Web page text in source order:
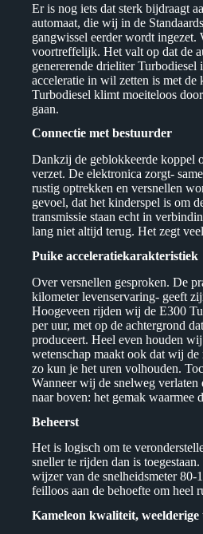
Er is nog iets dat sterk bijdraagt
automaat, die wij in de
gangwissel eerder wordt
voortreffelijk. Het valt op dat de
genererende drieliter
acceleratie in wil zetten is met
Turbodiesel klimt moeiteloos
gaan.
Connectie met bestuurder
Dankzij de geblokkeerde koppel
verzet. De elektronica zorgt-
rustig optrekken en versnellen
gevoel, dat het kinderspel is om
transmissie staan echt in
lang niet altijd terug. Het zegt
Puike acceleratiekarakteristiek
Over versnellen gesproken. De
kilometer levenservaring- geeft
Hoogeveen rijden wij de E300
per uur, met op de achtergrond
produceert. Heel even houden
wetenschap maakt ook dat wij de
zo kun je het uren volhouden.
Wanneer wij de snelweg verlaten
naar boven: het gemak waarmee
Beheerst
Het is logisch om te
sneller te rijden dan is
wijzer van de snelheidsmeter
feilloos aan de behoefte om heel
Kameleon kwaliteit,